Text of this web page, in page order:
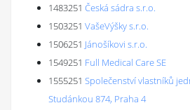
1483251 Česká sádra s.r.o.
1503251 VašeVýšky s.r.o.
1506251 Jánošíkovi s.r.o.
1549251 Full Medical Care SE
1555251 Společenství vlastníků
Studánkou 874, Praha 4